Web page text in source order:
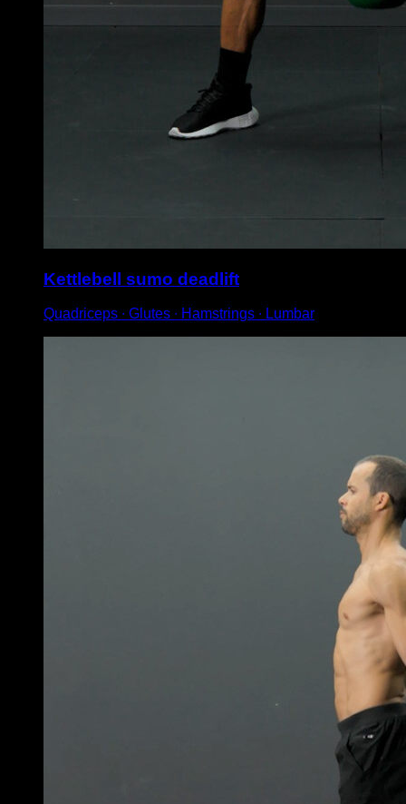
Kettlebell sumo deadlift
Quadriceps ∙ Glutes ∙ Hamstrings ∙ Lumbar